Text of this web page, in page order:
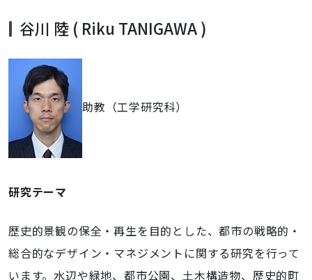
谷川 陸 ( Riku TANIGAWA )
助教（工学研究科）
研究テーマ
歴史的景観の保全・再生を目的とした、都市の戦略的・
総合的なデザイン・マネジメントに関する研究を行って
います。水辺や緑地、都市公園、土木構造物、歴史的町